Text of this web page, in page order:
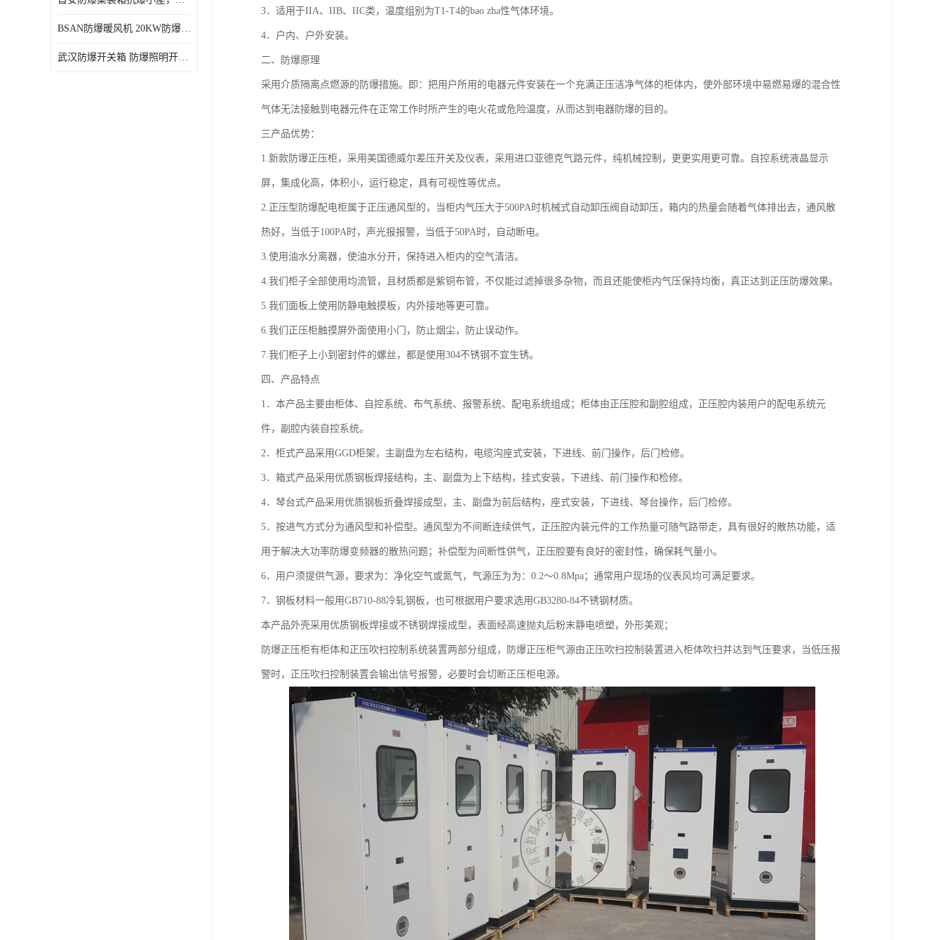
BSAN防爆暖风机 20KW防爆工业暖风机
武汉防爆开关箱 防爆照明开关箱厂家
3．适用于IIA、IIB、IIC类，温度组别为T1-T4的bao zha性气体环境。
4．户内、户外安装。
二、防爆原理
采用介质隔离点燃源的防爆措施。即：把用户所用的电器元件安装在一个充满正压洁净气体的柜体内，使外部环境中易燃易爆的混合性
气体无法接触到电器元件在正常工作时所产生的电火花或危险温度，从而达到电器防爆的目的。
三产品优势：
1.新款防爆正压柜，采用美国德威尔差压开关及仪表，采用进口亚德克气路元件，纯机械控制，更更实用更可靠。自控系统液晶显示
屏，集成化高，体积小，运行稳定，具有可视性等优点。
2.正压型防爆配电柜属于正压通风型的，当柜内气压大于500PA时机械式自动卸压阀自动卸压，箱内的热量会随着气体排出去，通风散
热好，当低于100PA时，声光报报警，当低于50PA时，自动断电。
3.使用油水分离器，使油水分开，保持进入柜内的空气清洁。
4.我们柜子全部使用均流管，且材质都是紫铜布管，不仅能过滤掉很多杂物，而且还能使柜内气压保持均衡，真正达到正压防爆效果。
5.我们面板上使用防静电触摸板，内外接地等更可靠。
6.我们正压柜触摸屏外面使用小门，防止烟尘，防止误动作。
7.我们柜子上小到密封件的螺丝，都是使用304不锈钢不宜生锈。
四、产品特点
1．本产品主要由柜体、自控系统、布气系统、报警系统、配电系统组成；柜体由正压腔和副腔组成，正压腔内装用户的配电系统元
件，副腔内装自控系统。
2．柜式产品采用GGD柜架，主副盘为左右结构，电缆沟座式安装，下进线、前门操作，后门检修。
3．箱式产品采用优质钢板焊接结构，主、副盘为上下结构，挂式安装，下进线、前门操作和检修。
4．琴台式产品采用优质钢板折叠焊接成型，主、副盘为前后结构，座式安装，下进线、琴台操作，后门检修。
5．按进气方式分为通风型和补偿型。通风型为不间断连续供气，正压腔内装元件的工作热量可随气路带走，具有很好的散热功能，适
用于解决大功率防爆变频器的散热问题；补偿型为间断性供气，正压腔要有良好的密封性，确保耗气量小。
6．用户须提供气源，要求为：净化空气或氮气，气源压为为：0.2～0.8Mpa；通常用户现场的仪表风均可满足要求。
7．钢板材料一般用GB710-88冷轧钢板，也可根据用户要求选用GB3280-84不锈钢材质。
本产品外壳采用优质钢板焊接或不锈钢焊接成型，表面经高速抛丸后粉末静电喷塑，外形美观；
防爆正压柜有柜体和正压吹扫控制系统装置两部分组成，防爆正压柜气源由正压吹扫控制装置进入柜体吹扫并达到气压要求，当低压报
警时，正压吹扫控制装置会输出信号报警，必要时会切断正压柜电源。